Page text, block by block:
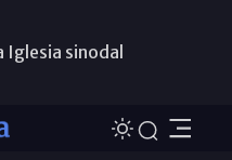
Iglesia sinodal